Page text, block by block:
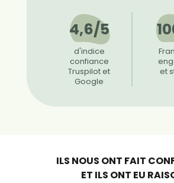
4,6/5
d'indice
confiance
Truspilot et
Google
et
ILS NOUS ONT FAIT
ET ILS ONT EU